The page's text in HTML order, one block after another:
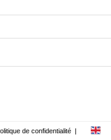
de confidentialité |